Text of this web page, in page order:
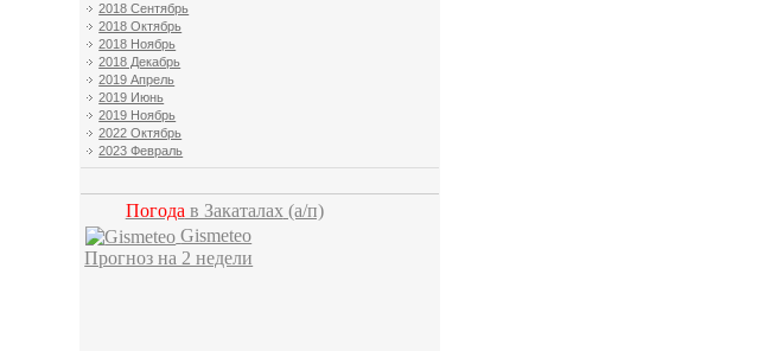
2018 Сентябрь
2018 Октябрь
2018 Ноябрь
2018 Декабрь
2019 Апрель
2019 Июнь
2019 Ноябрь
2022 Октябрь
2023 Февраль
Погода в Закаталах (а/п)
Gismeteo
Прогноз на 2 недели